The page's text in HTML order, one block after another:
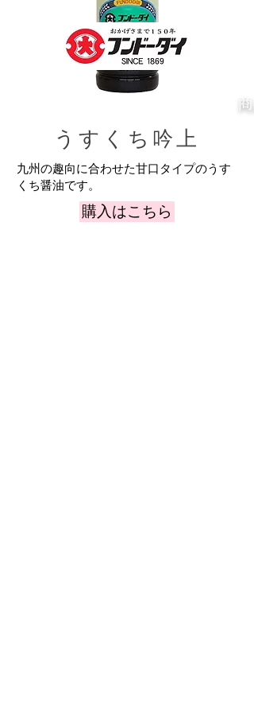
うすくち吟上
九州の趣向に合わせた甘口タイプのうす
くち醤油です。
購入はこちら